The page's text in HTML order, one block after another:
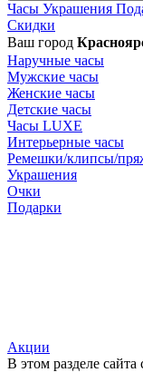
Часы Украшения
Скидки
Ваш город
Наручные часы
Мужские часы
Женские часы
Детские часы
Часы LUXE
Интерьерные часы
Ремешки/клипсы/
Украшения
Очки
Подарки
Акции
В этом разделе